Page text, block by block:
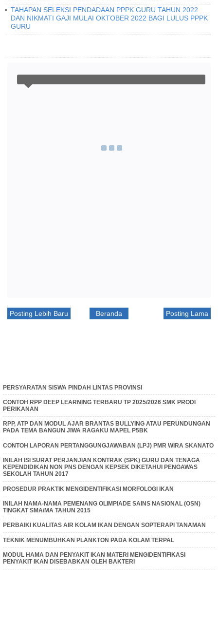
TAHAPAN SELEKSI PENDADAAN PPPK GURU TAHUN 2022
DAN NIKMATI GAJI MULAI OKTOBER 2022 BAGI LULUS PPPK
GURU
Posting Lebih Baru Posting Lama
Beranda
PERSYARATAN SISWA PINDAH LINTAS PROVINSI
CONTOH RPP DEEP LEARNING TERBARU TP 2025/2026 SMK PRODI
PERIKANAN
RPP, ATP DAN MODUL AJAR BRANTAS BULLYING ATAU PERUNDUNGAN
PADA TEMA BANGUN JIWA RAGAKU MAPEL P5BK
CONTOH LAPORAN PERTANGGUNGJAWABAN (LPJ) PMR WIRA SKANATO
INILAH ISI SURAT PERJANJIAN KONTRAK (SPK) GURU DAN TENAGA
KEPENDIDIKAN NON PNS DENGAN KEPSEK DIKETAHUI PENGAWAS
SEKOLAH TAHUN 2017
PROSEDUR PRAKTIK MENGIDENTIFIKASI MORFOLOGI IKAN
INILAH NAMA-NAMA PEMENANG OLIMPIADE SAINS NASIONAL (OSN)
TINGKAT SMA/MA TAHUN 2015
PERBAIKI KUALITAS AIR KOLAM IKAN DENGAN SOPTERAPI TANAMAN
TEKNIK MENUMBUHKAN PLANKTON PADA KOLAM TERPAL
MODUL HAMA DAN PENYAKIT IKAN MATERI MENGIDENTIFIKASI
PENYAKIT IKAN DISEBABKAN OLEH BAKTERI